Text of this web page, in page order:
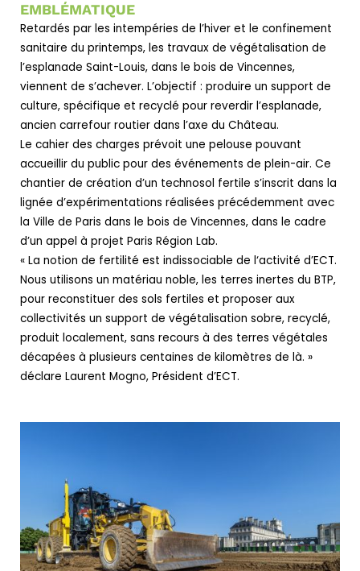
EMBLÉMATIQUE
Retardés par les intempéries de l’hiver et le confinement
sanitaire du printemps, les travaux de végétalisation de
l’esplanade Saint-Louis, dans le bois de Vincennes,
viennent de s’achever. L’objectif : produire un support de
culture, spécifique et recyclé pour reverdir l’esplanade,
ancien carrefour routier dans l’axe du Château.
Le cahier des charges prévoit une pelouse pouvant
accueillir du public pour des événements de plein-air. Ce
chantier de création d’un technosol fertile s’inscrit dans la
lignée d’expérimentations réalisées précédemment avec
la Ville de Paris dans le bois de Vincennes, dans le cadre
d’un appel à projet Paris Région Lab.
« La notion de fertilité est indissociable de l‘activité d’ECT.
Nous utilisons un matériau noble, les terres inertes du BTP,
pour reconstituer des sols fertiles et proposer aux
collectivités un support de végétalisation sobre, recyclé,
produit localement, sans recours à des terres végétales
décapées à plusieurs centaines de kilomètres de là. »
déclare Laurent Mogno, Président d’ECT.